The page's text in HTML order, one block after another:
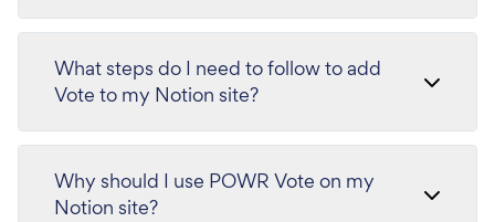
What steps do I need to follow to add
Vote to my Notion site?
Why should I use POWR Vote on my
Notion site?